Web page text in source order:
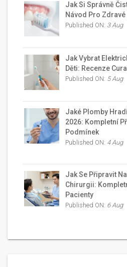
Jak Si Správně
Návod Pro Zdravé
Published ON: 3 Aug
Jak Vybrat
Děti: Recenze
Published ON: 5 Aug
Jaké Plomby
2026: Kompletní
Podmínek
Published ON: 4 Aug
Jak Se Připravit
Chirurgii:
Pacienty
Published ON: 6 Aug